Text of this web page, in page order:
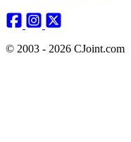
© 2003 - 2026 CJoint.com